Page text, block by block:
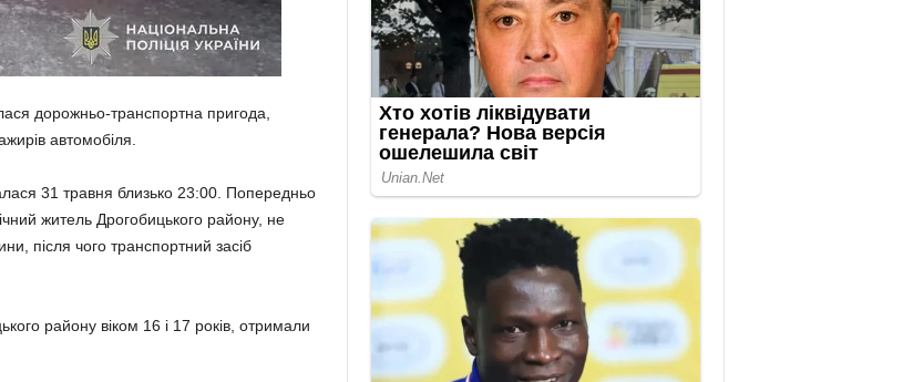
дорожньо-транспортна пригода,
автомобіля.
31 травня близько 23:00. Попередньо
житель Дрогобицького району, не
після чого транспортний засіб
району віком 16 і 17 років, отримали